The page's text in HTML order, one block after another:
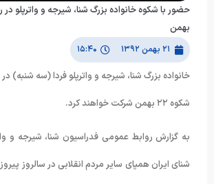
بهمن
۲۱ بهمن ۱۳۹۲ ۱۵:۴۰
خانواده بزرگ شنا، شیرجه و واترپلو فردا (سه شنبه) در
شکوه ۲۲ بهمن شرکت خواهند کرد.
به گزارش روابط عمومی فدراسیون شنا، شیرجه و
شنای ایران همپای سایر مردم انقلابی در سالروز